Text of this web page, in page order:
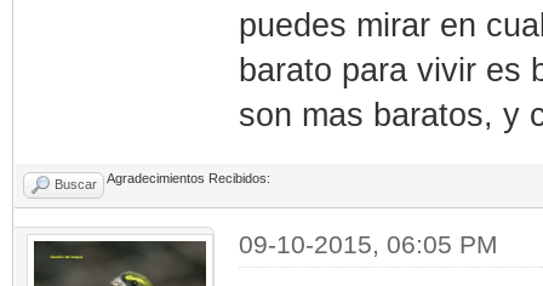
puedes mirar en
barato para vivir es
son mas baratos, y
Buscar Agradecimientos Recibidos:
09-10-2015, 06:05 PM